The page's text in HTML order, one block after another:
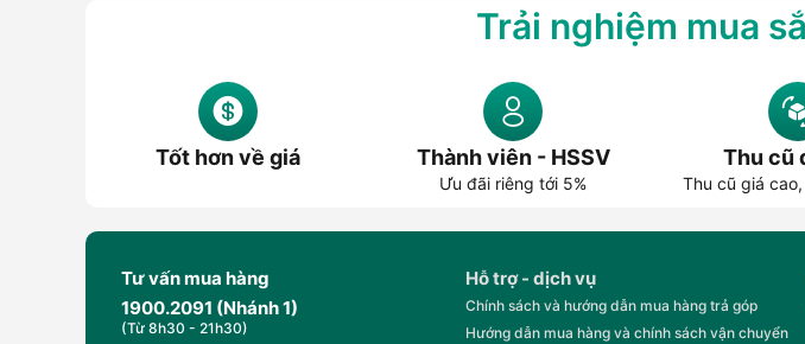
Trải nghiệm mua
Tốt hơn về giá Thành viên - HSSV
Ưu đãi riêng tới 5%
Thu cũ
Thu cũ giá
Tư vấn mua hàng
1900.2091 (Nhánh 1)
(Từ 8h30 - 21h30)
Hỗ trợ - dịch vụ
Chính sách và hướng dẫn mua hàng trả góp
Hướng dẫn mua hàng và chính sách vận chuyển